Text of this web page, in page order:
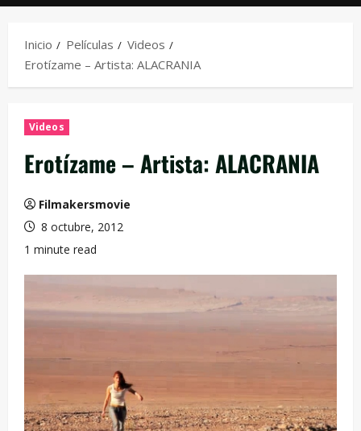
Inicio Películas
Videos
Erotízame – Artista: ALACRANIA
Videos
Erotízame – Artista: ALACRANIA
Filmakersmovie
8 octubre, 2012
1 minute read